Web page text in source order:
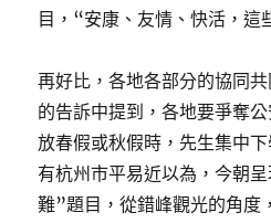
目，“安康、友情、快活，這
再好比，各地各部分的協同
的告訴中提到，各地要爭奪
放春假或秋假時，先生集中
有杭州市平易近以為，今朝
難”題目，從錯峰觀光的角度